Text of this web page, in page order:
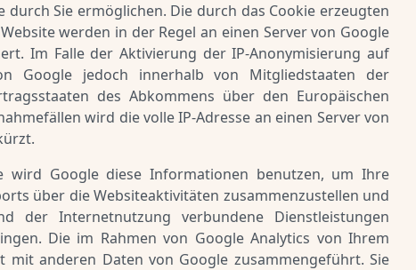
durch Sie ermöglichen. Die durch das Cookie erzeugten
werden in der Regel an einen Server von Google
Im Falle der Aktivierung der IP-Anonymisierung auf
Google jedoch innerhalb von Mitgliedstaaten der
des Abkommens über den Europäischen
wird die volle IP-Adresse an einen Server von
wird Google diese Informationen benutzen, um Ihre
über die Websiteaktivitäten zusammenzustellen und
der Internetnutzung verbundene Dienstleistungen
Die im Rahmen von Google Analytics von Ihrem
anderen Daten von Google zusammengeführt. Sie